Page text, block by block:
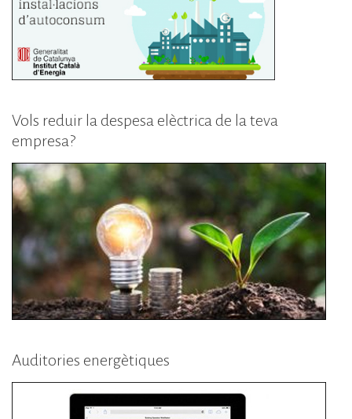
Vols reduir la despesa elèctrica de la teva
empresa?
Auditories energètiques